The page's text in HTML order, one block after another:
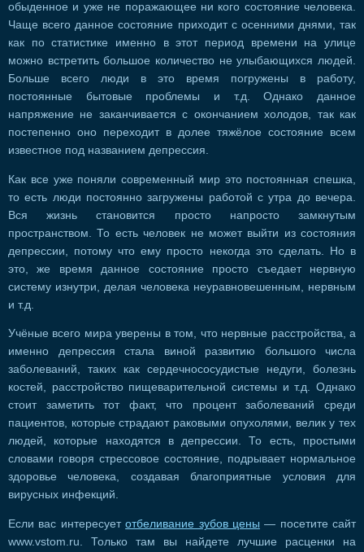
обыденное и уже не поражающее ни кого состояние человека.
Чаще всего данное состояние приходит с осенними днями, так
как по статистике именно в этот период времени на улице
можно встретить большое количество не улыбающихся людей.
Больше всего люди в это время погружены в работу,
постоянные бытовые проблемы и т.д. Однако данное
напряжение не заканчивается с окончанием холодов, так как
постепенно оно переходит в долее тяжёлое состояние всем
известное под названием депрессия.
Как все уже поняли современный мир это постоянная спешка,
то есть люди постоянно загружены работой с утра до вечера.
Вся жизнь становится просто напросто замкнутым
пространством. То есть человек не может выйти из состояния
депрессии, потому что ему просто некогда это сделать. Но в
это, же время данное состояние просто съедает нервную
систему изнутри, делая человека неуравновешенным, нервным
и т.д.
Учёные всего мира уверены в том, что нервные расстройства, а
именно депрессия стала виной развитию большого числа
заболеваний, таких как сердечнососудистые недуги, болезнь
костей, расстройство пищеварительной системы и т.д. Однако
стоит заметить тот факт, что процент заболеваний среди
пациентов, которые страдают раковыми опухолями, велик у тех
людей, которые находятся в депрессии. То есть, простыми
словами говоря стрессовое состояние, подрывает нормальное
здоровье человека, создавая благоприятные условия для
вирусных инфекций.
Если вас интересуетотбеливание зубов цены — посетите сайт
www.vstom.ru. Только там вы найдете лучшие расценки на